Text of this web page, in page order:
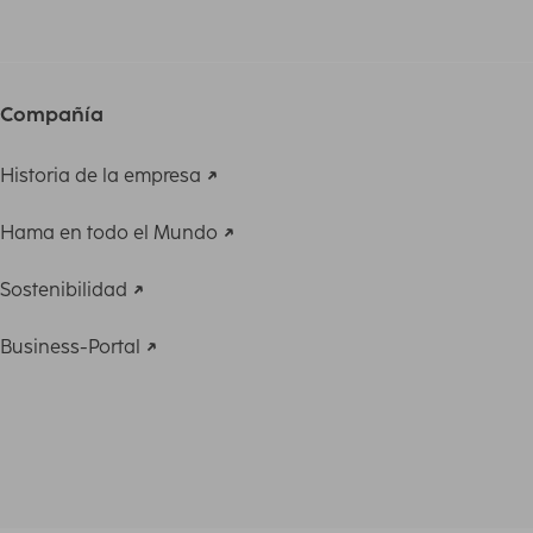
Compañía
Historia de la empresa
Hama en todo el Mundo
Sostenibilidad
Business-Portal